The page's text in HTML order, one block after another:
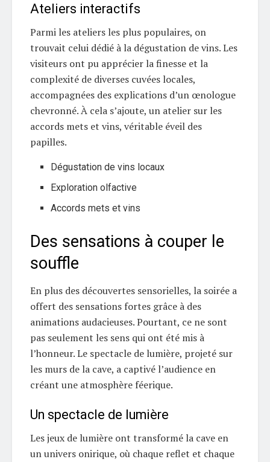
Ateliers interactifs
Parmi les ateliers les plus populaires, on
trouvait celui dédié à la dégustation de vins. Les
visiteurs ont pu apprécier la finesse et la
complexité de diverses cuvées locales,
accompagnées des explications d’un œnologue
chevronné. À cela s’ajoute, un atelier sur les
accords mets et vins, véritable éveil des
papilles.
Dégustation de vins locaux
Exploration olfactive
Accords mets et vins
Des sensations à couper le
souffle
En plus des découvertes sensorielles, la soirée a
offert des sensations fortes grâce à des
animations audacieuses. Pourtant, ce ne sont
pas seulement les sens qui ont été mis à
l’honneur. Le spectacle de lumière, projeté sur
les murs de la cave, a captivé l’audience en
créant une atmosphère féerique.
Un spectacle de lumière
Les jeux de lumière ont transformé la cave en
un univers onirique, où chaque reflet et chaque